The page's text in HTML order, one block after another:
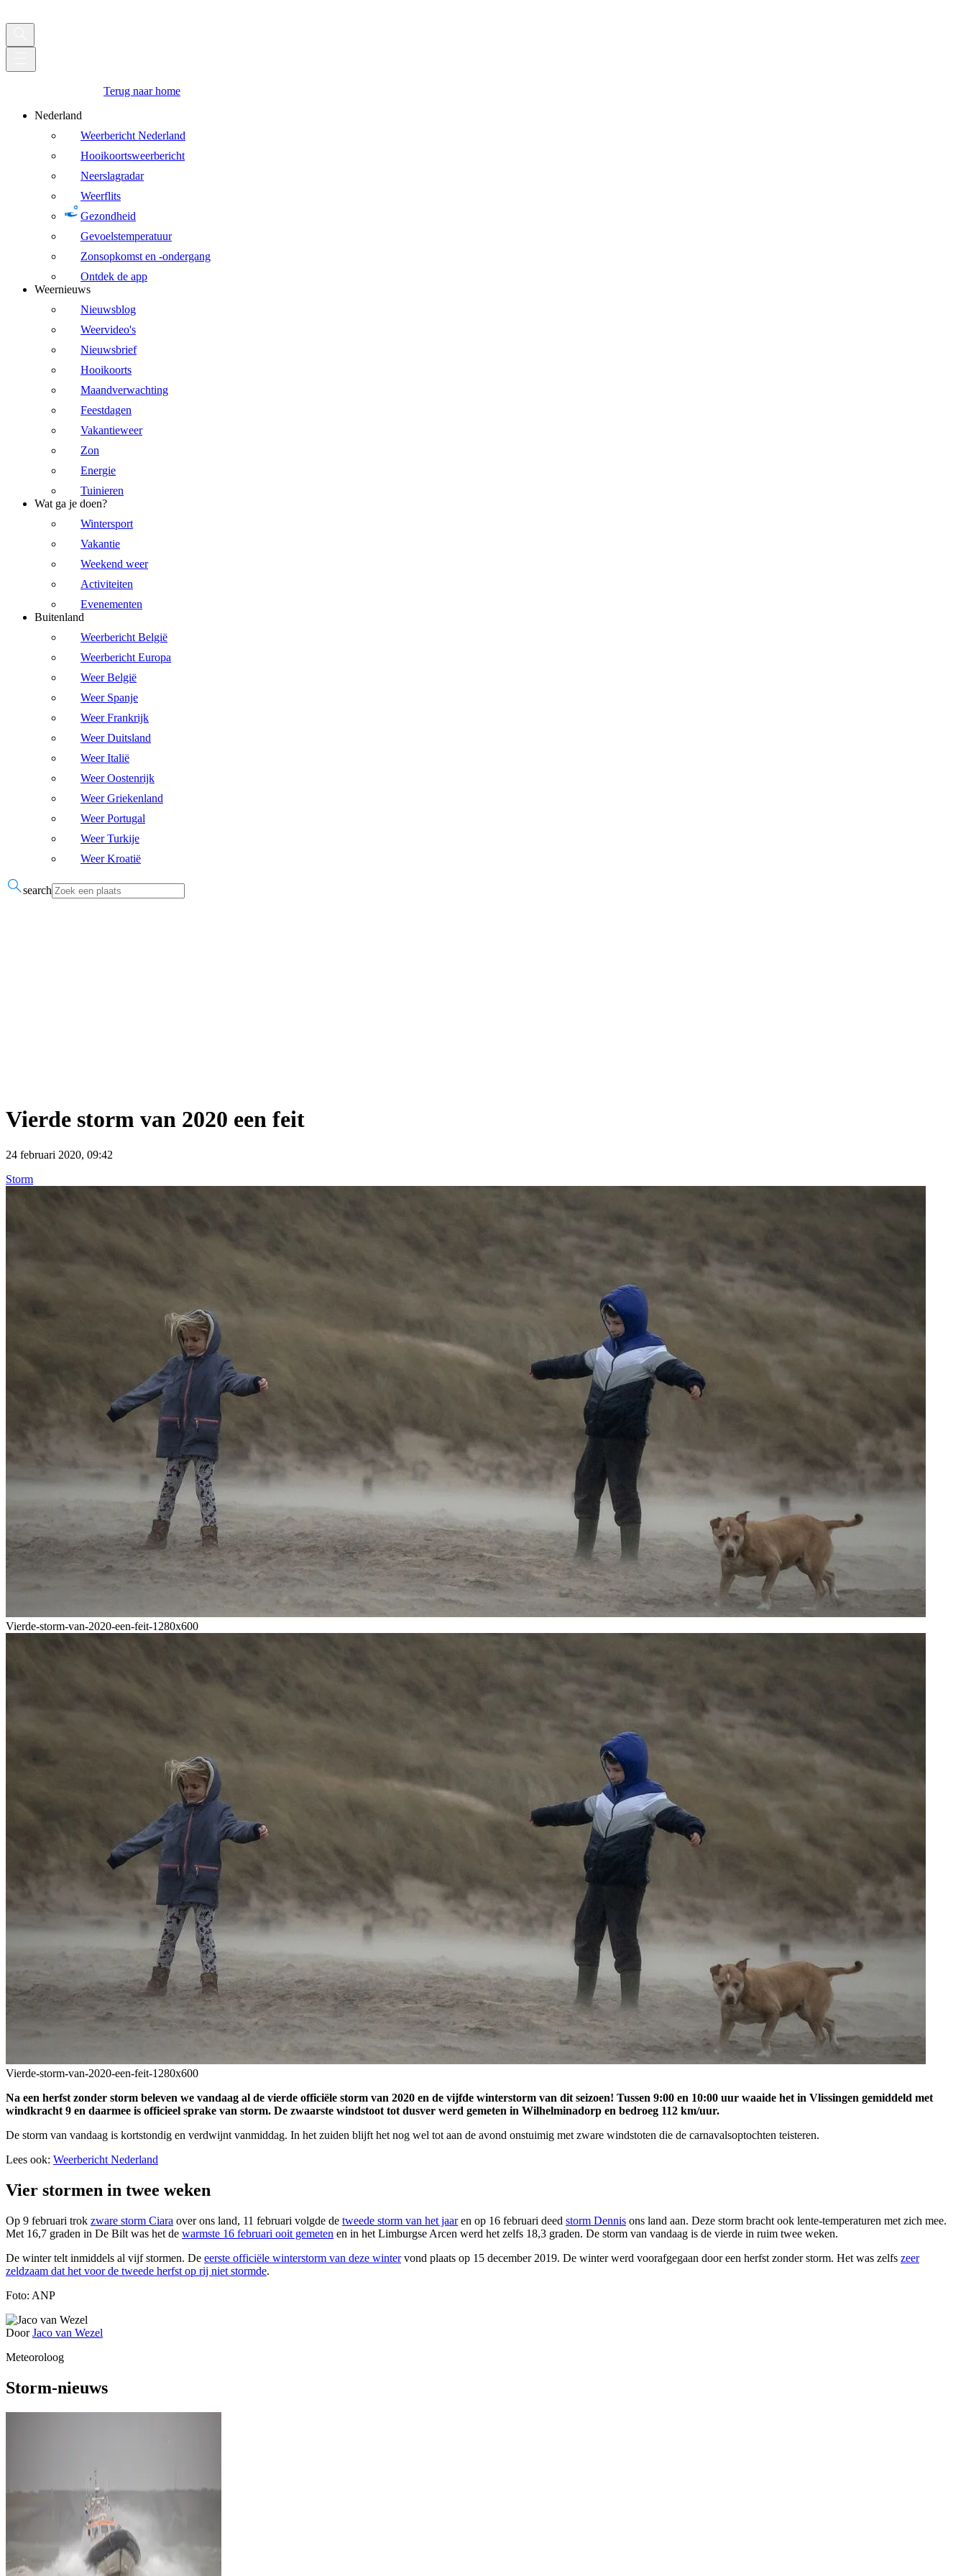
Terug naar home
Nederland
Weerbericht Nederland
Hooikoortsweerbericht
Neerslagradar
Weerflits
Gezondheid
Gevoelstemperatuur
Zonsopkomst en -ondergang
Ontdek de app
Weernieuws
Nieuwsblog
Weervideo's
Nieuwsbrief
Hooikoorts
Maandverwachting
Feestdagen
Vakantieweer
Zon
Energie
Tuinieren
Wat ga je doen?
Wintersport
Vakantie
Weekend weer
Activiteiten
Evenementen
Buitenland
Weerbericht België
Weerbericht Europa
Weer België
Weer Spanje
Weer Frankrijk
Weer Duitsland
Weer Italië
Weer Oostenrijk
Weer Griekenland
Weer Portugal
Weer Turkije
Weer Kroatië
search
Vierde storm van 2020 een feit
24 februari 2020, 09:42
Storm
Vierde-storm-van-2020-een-feit-1280x600
Vierde-storm-van-2020-een-feit-1280x600
Na een herfst zonder storm beleven we vandaag al de vierde officiële storm van 2020 en de vijfde winterstorm van dit seizoen! Tussen 9:00 en 10:00 uur waaide het in Vlissingen gemiddeld met
windkracht 9 en daarmee is officieel sprake van storm. De zwaarste windstoot tot dusver werd gemeten in Wilhelminadorp en bedroeg 112 km/uur.
De storm van vandaag is kortstondig en verdwijnt vanmiddag. In het zuiden blijft het nog wel tot aan de avond onstuimig met zware windstoten die de carnavalsoptochten teisteren.
Lees ook: Weerbericht Nederland
Vier stormen in twee weken
Op 9 februari trok zware storm Ciara over ons land, 11 februari volgde de tweede storm van het jaaren op 16 februari deed storm Dennis ons land aan. Deze storm bracht ook lente-temperaturen met zich mee.
Met 16,7 graden in De Bilt was het de warmste 16 februari ooit gemeten en in het Limburgse Arcen werd het zelfs 18,3 graden. De storm van vandaag is de vierde in ruim twee weken.
De winter telt inmiddels al vijf stormen. De eerste officiële winterstorm van deze wintervond plaats op 15 december 2019. De winter werd voorafgegaan door een herfst zonder storm. Het was zelfs zeer
zeldzaam dat het voor de tweede herfst op rij niet stormde.
Foto: ANP
DoorJaco van Wezel
Meteoroloog
Storm-nieuws